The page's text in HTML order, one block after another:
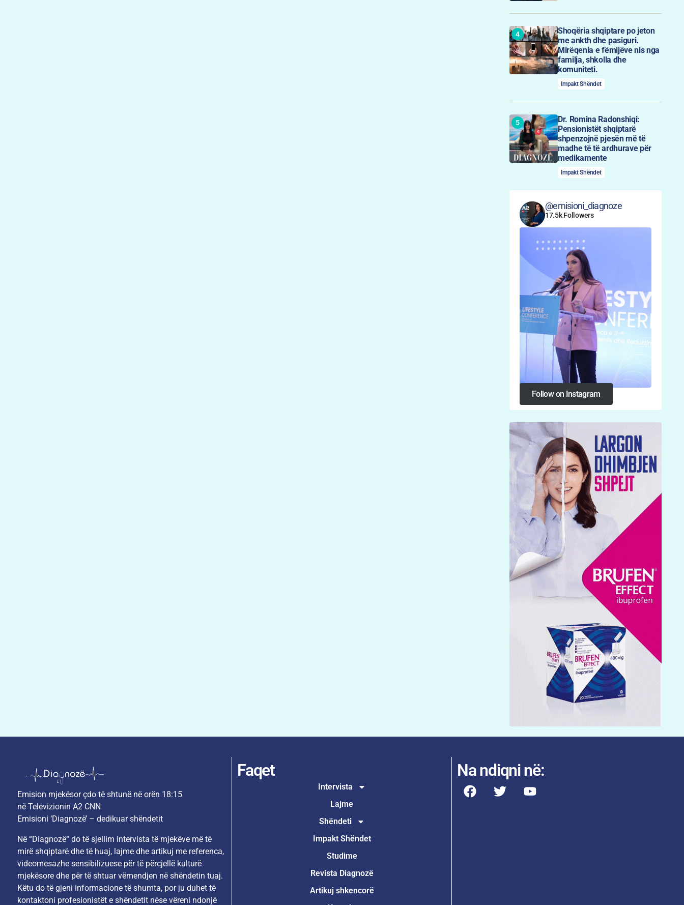
Shoqëria shqiptare po jeton
me ankth dhe pasiguri.
Mirëqenia e fëmijëve nis nga
familja, shkolla dhe
komuniteti.
Impakt Shëndet
Dr. Romina Radonshiqi:
Pensionistët shqiptarë
shpenzojnë pjesën më të
madhe të të ardhurave për
medikamente
Impakt Shëndet
@emisioni_diagnoze
17.5k Followers
Follow on Instagram
Follow on Instagram
Emision mjekësor çdo të shtunë në orën 18:15
në Televizionin A2 CNN
Emisioni ‘Diagnozë’ – dedikuar shëndetit
Në “Diagnozë“ do të sjellim intervista të mjekëve më të
mirë shqiptarë dhe të huaj, lajme dhe artikuj me referenca,
videomesazhe sensibilizuese për të përcjellë kulturë
mjekësore dhe për të shtuar vëmendjen në shëndetin tuaj.
Këtu do të gjeni informacione të shumta, por ju duhet të
kontaktoni profesionistët e shëndetit nëse vëreni ndonjë
Faqet
Intervista
Lajme
Shëndeti
Impakt Shëndet
Studime
Revista Diagnozë
Artikuj shkencorë
Na ndiqni në: